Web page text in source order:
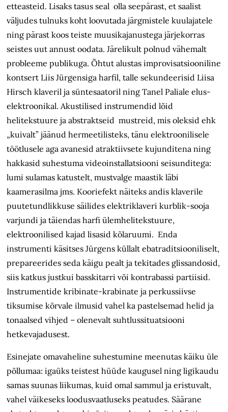
etteasteid. Lisaks tasus seal olla seepärast, et saalist
väljudes tulnuks koht loovutada järgmistele kuulajatele
ning pärast koos teiste muusikajanustega järjekorras
seistes uut annust oodata. Järelikult polnud vähemalt
probleeme publikuga. Õhtut alustas improvisatsiooniline
kontsert Liis Jürgensiga harfil, talle sekundeerisid Liisa
Hirsch klaveril ja süntesaatoril ning Tanel Paliale elus-
elektroonikal. Akustilised instrumendid lõid
helitekstuure ja abstraktseid mustreid, mis oleksid ehk
„kuivalt” jäänud hermeetilisteks, tänu elektroonilisele
töötlusele aga avanesid atraktiivsete kujunditena ning
hakkasid suhestuma videoinstallatsiooni seisunditega:
lumi sulamas katustelt, mustvalge maastik läbi
kaamerasilma jms. Kooriefekt näiteks andis klaverile
puutetundlikkuse säilides elektriklaveri kurblik-sooja
varjundi ja täiendas harfi ülemhelitekstuure,
elektroonilised kajad lisasid kõlaruumi. Enda
instrumenti käsitses Jürgens küllalt ebatraditsiooniliselt,
prepareerides seda käigu pealt ja tekitades glissandosid,
siis katkus justkui basskitarri või kontrabassi partiisid.
Instrumentide kribinate-krabinate ja perkussiivse
tiksumise kõrvale ilmusid vahel ka pastelsemad helid ja
tonaalsed vihjed – olenevalt suhtlussituatsiooni
hetkevajadusest.
Esinejate omavaheline suhestumine meenutas käiku üle
põllumaa: igaüks teistest hüüde kaugusel ning ligikaudu
samas suunas liikumas, kuid omal sammul ja eristuvalt,
vahel väikeseks loodusvaatluseks peatudes. Säärane